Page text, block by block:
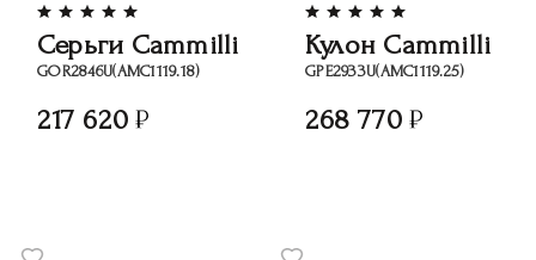
Серьги Cammilli
GOR2846U(АМС1119.18)
217 620
Кулон Cammilli
GРЕ2933U(АМС1119.25)
268 770